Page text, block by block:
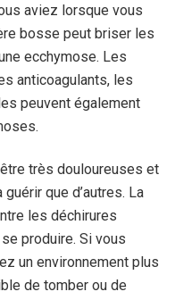
aviez lorsque vous
bosse peut briser les
ecchymose. Les
anticoagulants, les
peuvent également
très douloureuses et
que d’autres. La
les déchirures
produire. Si vous
un environnement plus
de tomber ou de